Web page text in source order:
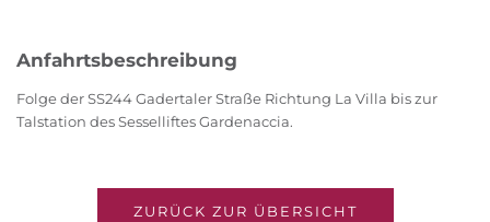
Anfahrtsbeschreibung
Folge der SS244 Gadertaler Straße Richtung La Villa bis zur
Talstation des Sesselliftes Gardenaccia.
ZURÜCK ZUR ÜBERSICHT